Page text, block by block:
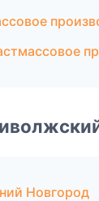
Новгород